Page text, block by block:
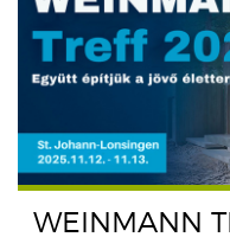
WEINMANN